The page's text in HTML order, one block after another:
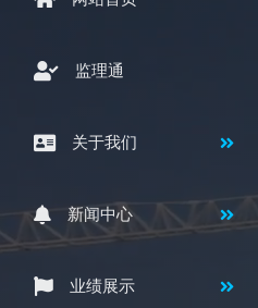
监理通
关于我们
新闻中心
业绩展示